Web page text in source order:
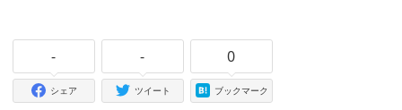
-
シェア
-
ツイート
0
ブックマーク